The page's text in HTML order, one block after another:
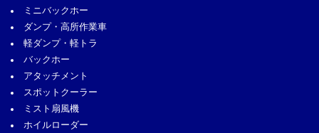
ミニバックホー
ダンプ・高所作業車
軽ダンプ・軽トラ
バックホー
アタッチメント
スポットクーラー
ミスト扇風機
ホイルローダー